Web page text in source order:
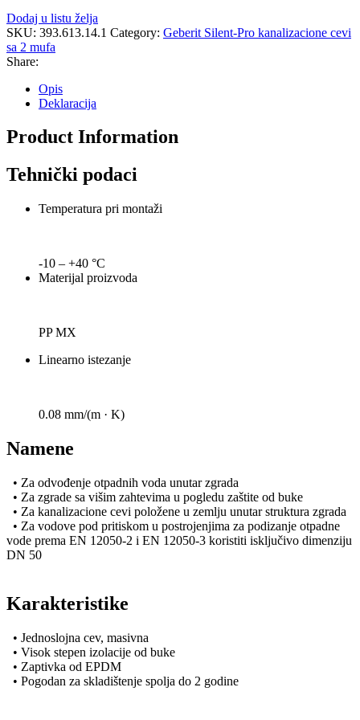
Dodaj u listu želja
SKU: 393.613.14.1 Category: Geberit Silent-Pro kanalizacione cevi
sa 2 mufa
Share:
Opis
Deklaracija
Product Information
Tehnički podaci
Temperatura pri montaži
-10 – +40 °C
Materijal proizvoda
PP MX
Linearno istezanje
0.08 mm/(m · K)
Namene
• Za odvođenje otpadnih voda unutar zgrada
• Za zgrade sa višim zahtevima u pogledu zaštite od buke
• Za kanalizacione cevi položene u zemlju unutar struktura zgrada
• Za vodove pod pritiskom u postrojenjima za podizanje otpadne
vode prema EN 12050-2 i EN 12050-3 koristiti isključivo dimenziju
DN 50
Karakteristike
• Jednoslojna cev, masivna
• Visok stepen izolacije od buke
• Zaptivka od EPDM
• Pogodan za skladištenje spolja do 2 godine